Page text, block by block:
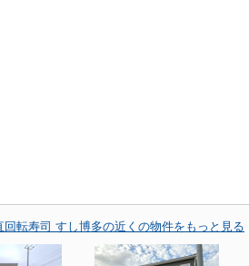
回転寿司 すし博多の近くの物件をもっと見る